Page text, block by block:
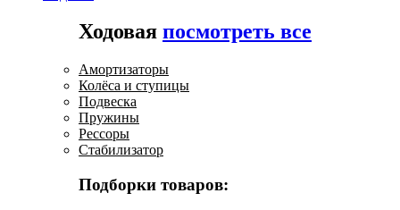
Ходовая посмотреть все
Амортизаторы
Колёса и ступицы
Подвеска
Пружины
Рессоры
Стабилизатор
Подборки товаров: